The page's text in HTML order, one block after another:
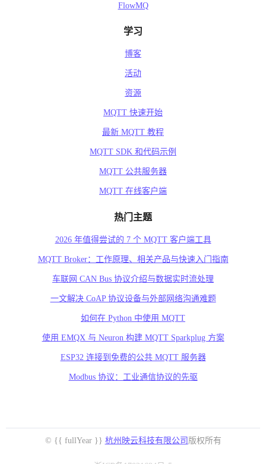
FlowMQ
学习
博客
活动
资源
MQTT 快速开始
最新 MQTT 教程
MQTT SDK 和代码示例
MQTT 公共服务器
MQTT 在线客户端
热门主题
2026 年值得尝试的 7 个 MQTT 客户端工具
MQTT Broker：工作原理、相关产品与快速入门指南
车联网 CAN Bus 协议介绍与数据实时流处理
一文解决 CoAP 协议设备与外部网络沟通难题
如何在 Python 中使用 MQTT
使用 EMQX 与 Neuron 构建 MQTT Sparkplug 方案
ESP32 连接到免费的公共 MQTT 服务器
Modbus 协议：工业通信协议的先驱
© {{ fullYear }} 杭州映云科技有限公司 版权所有